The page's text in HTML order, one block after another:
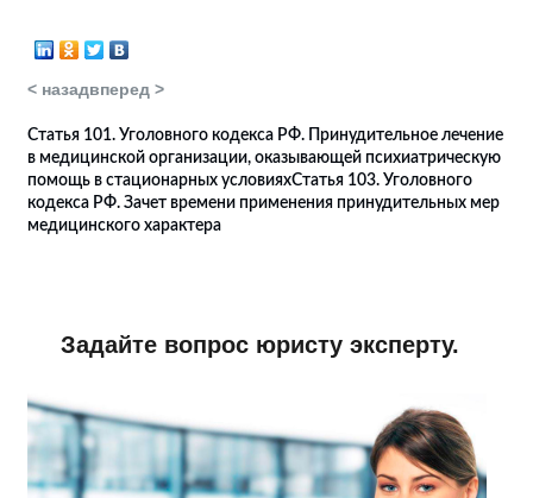
< назадвперед >
Статья 101. Уголовного кодекса РФ. Принудительное лечение
в медицинской организации, оказывающей психиатрическую
помощь в стационарных условияхСтатья 103. Уголовного
кодекса РФ. Зачет времени применения принудительных мер
медицинского характера
Задайте вопрос юристу эксперту.